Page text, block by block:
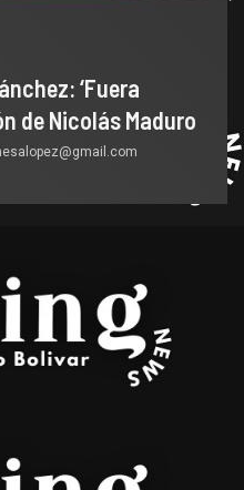
‘Fuera
de Nicolás Maduro